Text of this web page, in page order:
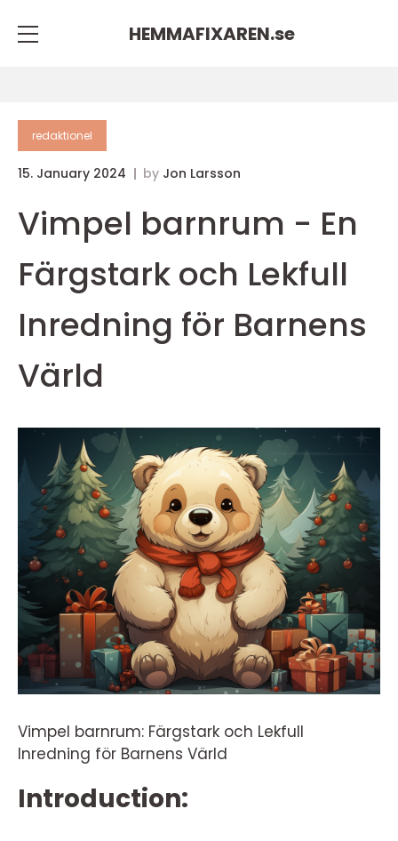
HEMMAFIXAREN.se
redaktionel
15. January 2024 by Jon Larsson
Vimpel barnrum - En
Färgstark och Lekfull
Inredning för Barnens
Värld
Vimpel barnrum: Färgstark och Lekfull
Inredning för Barnens Värld
Introduction: